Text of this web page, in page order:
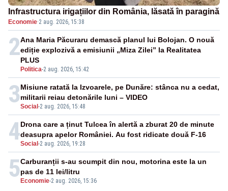
Infrastructura irigațiilor din România, lăsată în paragină
Economie·2 aug. 2026, 15:38
2
Politica-2 aug. 2026, 15:42
Ana Maria Păcuraru demască planul lui Bolojan. O nouă
ediție explozivă a emisiunii „Miza Zilei” la Realitatea
PLUS
3Social-2 aug. 2026, 15:48
Misiune ratată la Izvoarele, pe Dunăre: stânca nu a cedat,
militarii reiau detonările luni – VIDEO
4Social-2 aug. 2026, 19:28
Drona care a ținut Tulcea în alertă a zburat 20 de minute
deasupra apelor României. Au fost ridicate două F-16
5Economie-2 aug. 2026, 15:36
Carburanții s-au scumpit din nou, motorina este la un
pas de 11 lei/litru